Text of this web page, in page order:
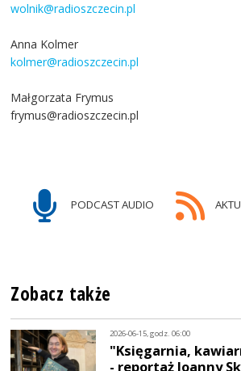
wolnik@radioszczecin.pl
Anna Kolmer
kolmer@radioszczecin.pl
Małgorzata Frymus
frymus@radioszczecin.pl
PODCAST AUDIO
Zobacz także
2026-06-15, godz. 06:00
"Księgarnia,
- reportaż Joanny